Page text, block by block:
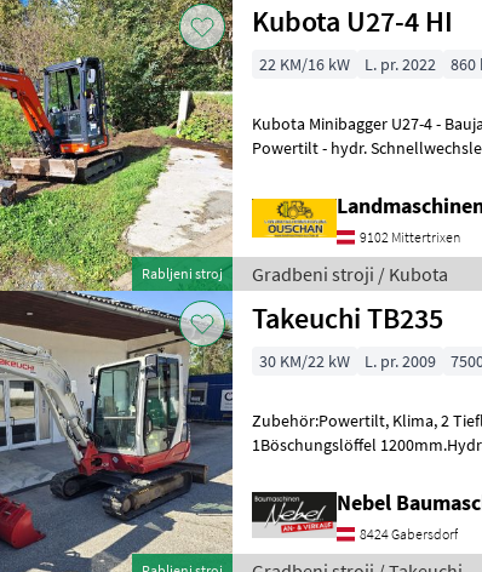
Rabljeni stroj
Kubota U27-4 HI
22 KM/16 kW L. pr. 2022 860
Kubota Minibagger U27-4 - Baujahr 2022 - Einsatzgewicht 2, 7t -
Powertilt - hydr.
9102 Mittertrixen
Gradbeni stroji / Kubota
Takeuchi TB235
30 KM/22 kW L. pr. 2009
Zubehör:Powertilt, Klima, 2
1Böschungslöffel
Nebel
8424 Gabersdorf